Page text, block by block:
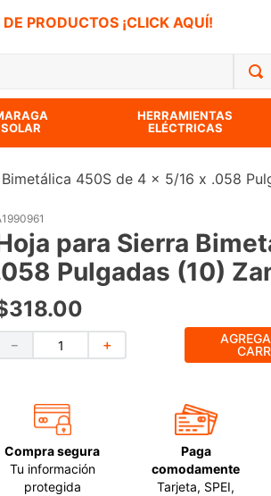
PRODUCTOS ¡CLICK AQUÍ!
SOLAR
HERRAMIENTAS
ELÉCTRICAS
450S de 4 x 5/16 x .058
para Sierra
Pulgadas (10)
318.00
＋
－
Compra segura
Tu información
protegida
Paga
comodamente
Tarjeta, SPEI,